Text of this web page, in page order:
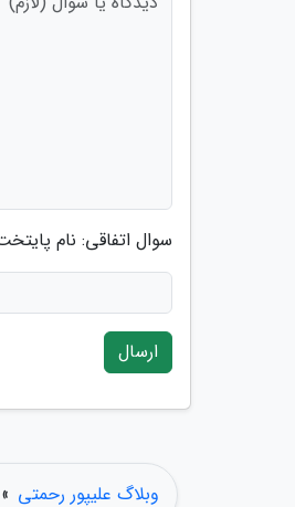
سوال اتفاقی: نام
ارسال
وبلاگ علیپور رحمتی »